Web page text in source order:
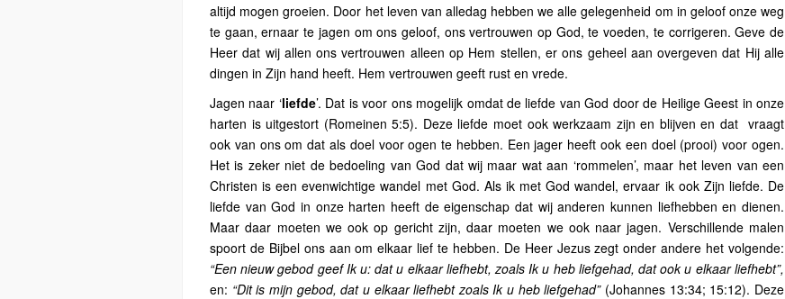
altijd mogen groeien. Door het leven van alledag hebben we alle gelegenheid om in geloof onze weg
te gaan, ernaar te jagen om ons geloof, ons vertrouwen op God, te voeden, te corrigeren. Geve de
Heer dat wij allen ons vertrouwen alleen op Hem stellen, er ons geheel aan overgeven dat Hij alle
dingen in Zijn hand heeft. Hem vertrouwen geeft rust en vrede.
Jagen naar ‘liefde’. Dat is voor ons mogelijk omdat de liefde van God door de Heilige Geest in onze
harten is uitgestort (Romeinen 5:5). Deze liefde moet ook werkzaam zijn en blijven en dat vraagt
ook van ons om dat als doel voor ogen te hebben. Een jager heeft ook een doel (prooi) voor ogen.
Het is zeker niet de bedoeling van God dat wij maar wat aan ‘rommelen’, maar het leven van een
Christen is een evenwichtige wandel met God. Als ik met God wandel, ervaar ik ook Zijn liefde. De
liefde van God in onze harten heeft de eigenschap dat wij anderen kunnen liefhebben en dienen.
Maar daar moeten we ook op gericht zijn, daar moeten we ook naar jagen. Verschillende malen
spoort de Bijbel ons aan om elkaar lief te hebben. De Heer Jezus zegt onder andere het volgende:
“Een nieuw gebod geef Ik u: dat u elkaar liefhebt, zoals Ik u heb liefgehad, dat ook u elkaar liefhebt”,
en: “Dit is mijn gebod, dat u elkaar liefhebt zoals Ik u heb liefgehad”(Johannes 13:34; 15:12). Deze